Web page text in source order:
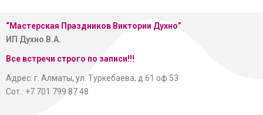
“Мастерская Праздников Виктории Духно”
ИП Духно В.А.
Все встречи строго по записи!!!
Адрес: г. Алматы, ул. Туркебаева, д.61 оф.53
Сот.: +7 701 799 87 48